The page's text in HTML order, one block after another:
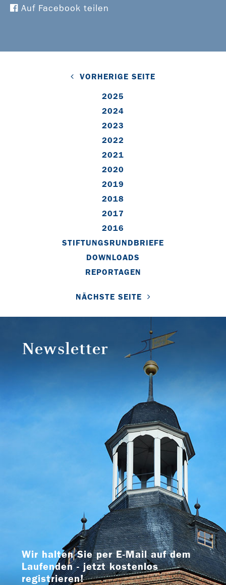
Auf Facebook teilen
VORHERIGE SEITE
2025
2024
2023
2022
2021
2020
2019
2018
2017
2016
STIFTUNGSRUNDBRIEFE
DOWNLOADS
REPORTAGEN
NÄCHSTE SEITE
Newsletter
Wir halten Sie per E-Mail auf dem
Laufenden - jetzt kostenlos
registrieren!